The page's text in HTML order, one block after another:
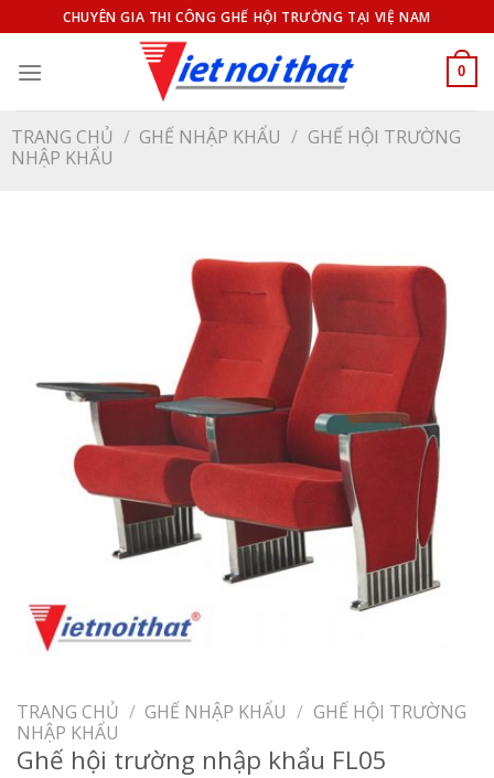
qua
nội
CHUYÊN GIA THI CÔNG GHẾ HỘI TRƯỜNG TẠI VIỆ NAM
0
TRANG CHỦ / GHẾ NHẬP KHẨU / GHẾ HỘI TRƯỜNG
NHẬP KHẨU
TRANG CHỦ / GHẾ NHẬP KHẨU / GHẾ HỘI TRƯỜNG
NHẬP KHẨU
Ghế hội trường nhập khẩu FL05